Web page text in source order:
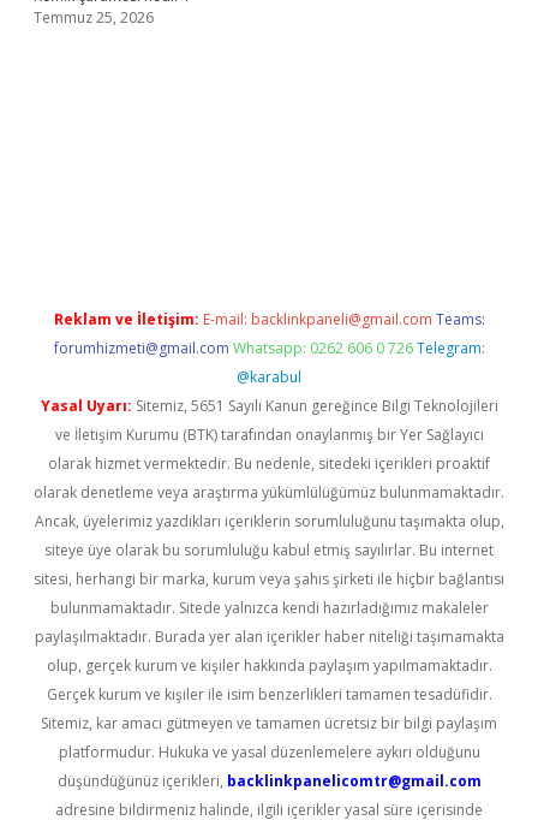
Temmuz 25, 2026
Reklam ve İletişim: E-mail: backlinkpaneli@gmail.com Teams:
forumhizmeti@gmail.com Whatsapp: 0262 606 0 726 Telegram:
@karabul
Yasal Uyarı: Sitemiz, 5651 Sayılı Kanun gereğince Bilgi Teknolojileri
ve İletişim Kurumu (BTK) tarafından onaylanmış bir Yer Sağlayıcı
olarak hizmet vermektedir. Bu nedenle, sitedeki içerikleri proaktif
olarak denetleme veya araştırma yükümlülüğümüz bulunmamaktadır.
Ancak, üyelerimiz yazdıkları içeriklerin sorumluluğunu taşımakta olup,
siteye üye olarak bu sorumluluğu kabul etmiş sayılırlar. Bu internet
sitesi, herhangi bir marka, kurum veya şahıs şirketi ile hiçbir bağlantısı
bulunmamaktadır. Sitede yalnızca kendi hazırladığımız makaleler
paylaşılmaktadır. Burada yer alan içerikler haber niteliği taşımamakta
olup, gerçek kurum ve kişiler hakkında paylaşım yapılmamaktadır.
Gerçek kurum ve kişiler ile isim benzerlikleri tamamen tesadüfidir.
Sitemiz, kar amacı gütmeyen ve tamamen ücretsiz bir bilgi paylaşım
platformudur. Hukuka ve yasal düzenlemelere aykırı olduğunu
düşündüğünüz içerikleri, backlinkpanelicomtr@gmail.com
adresine bildirmeniz halinde, ilgili içerikler yasal süre içerisinde